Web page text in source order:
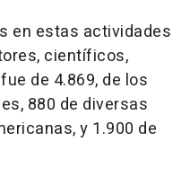
en estas actividades
científicos,
de 4.869, de los
880 de diversas
y 1.900 de